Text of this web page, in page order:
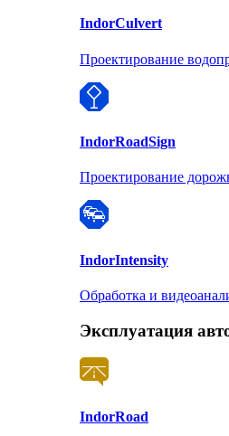
IndorCulvert
Проектирование
IndorRoadSign
Проектирование
IndorIntensity
Обработка и
Эксплуатация
IndorRoad